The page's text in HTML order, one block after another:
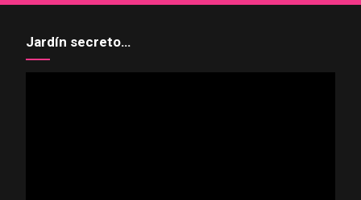
Jardín secreto…